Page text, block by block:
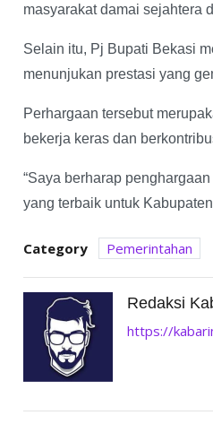
masyarakat damai sejahtera
Selain itu, Pj Bupati Bekasi
menunjukan prestasi yang
Perhargaan tersebut
bekerja keras dan
“Saya berharap
yang terbaik untuk
Category Pemerintahan
Redaksi
https://